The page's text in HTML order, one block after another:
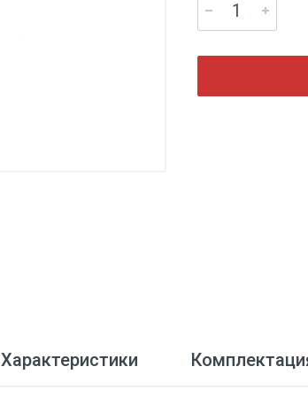
Характеристики